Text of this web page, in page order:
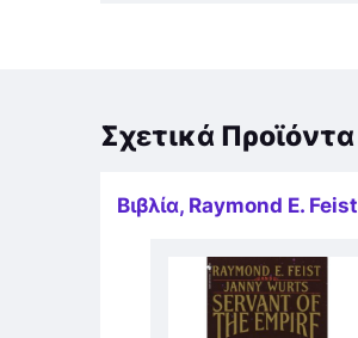
Σχετικά Προϊόντα
Βιβλία, Raymond E. Feist